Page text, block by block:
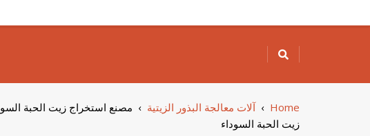
to
Home
›آلات معالجة البذور الزيتية › مصنع استخراج زيت الحبة
زيت الحبة السوداء